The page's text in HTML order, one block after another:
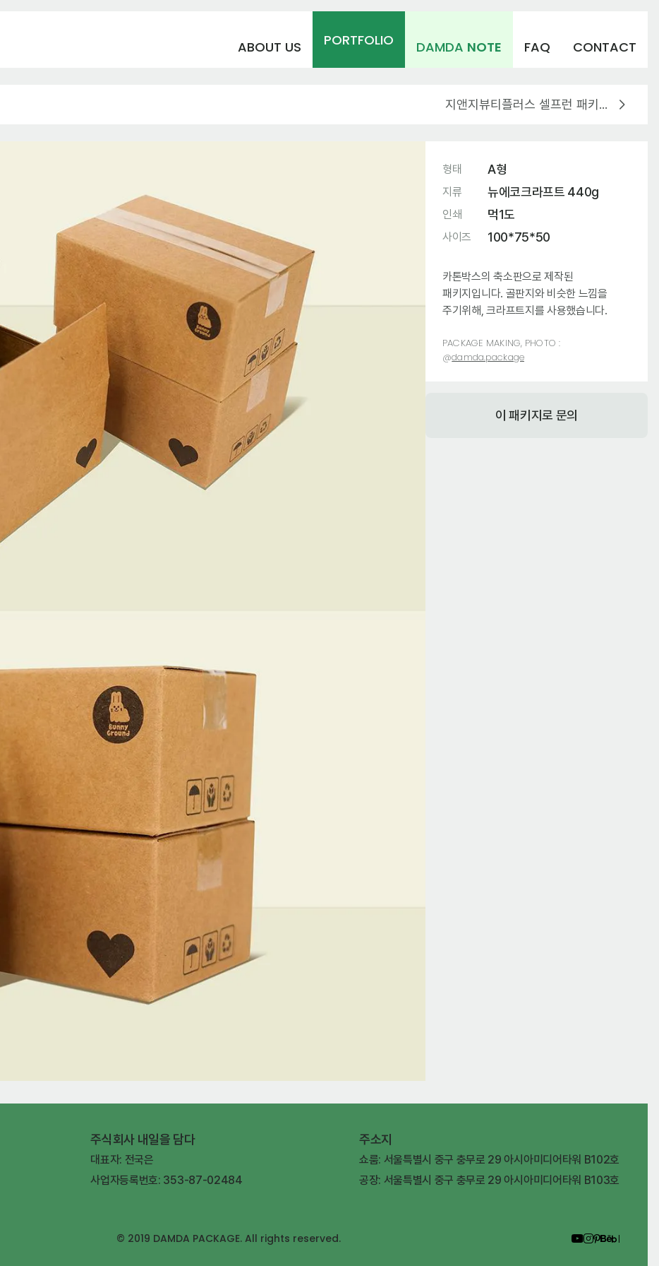
ABOUT US PORTFOLIO DAMDA NOTE FAQ CONTACT
지앤지뷰티플러스 셀프런 패키지 제작
형태 A형
지류 뉴에코크라프트 440g
인쇄 먹1도
사이즈 100*75*50
카톤박스의 축소판으로 제작된
패키지입니다. 골판지와 비슷한 느낌을
주기위해, 크라프트지를 사용했습니다.
PACKAGE MAKING, PHOTO :
@damda.package
이 패키지로 문의
주식회사 내일을 담다
대표자: 전국은
사업자등록번호: 353-87-02484
주소지
쇼룸: 서울특별시 중구 충무로 29 아시아미디어타워 B102호
공장: 서울특별시 중구 충무로 29 아시아미디어타워 B103호
© 2019 DAMDA PACKAGE. All rights reserved.